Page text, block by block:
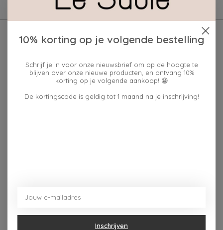
10% korting op je volgende bestelling
Schrijf je in voor onze nieuwsbrief om op de hoogte te
blijven over onze nieuwe producten, en ontvang 10%
korting op je volgende aankoop! 😀
De kortingscode is geldig tot 1 maand na je inschrijving!
Inschrijven